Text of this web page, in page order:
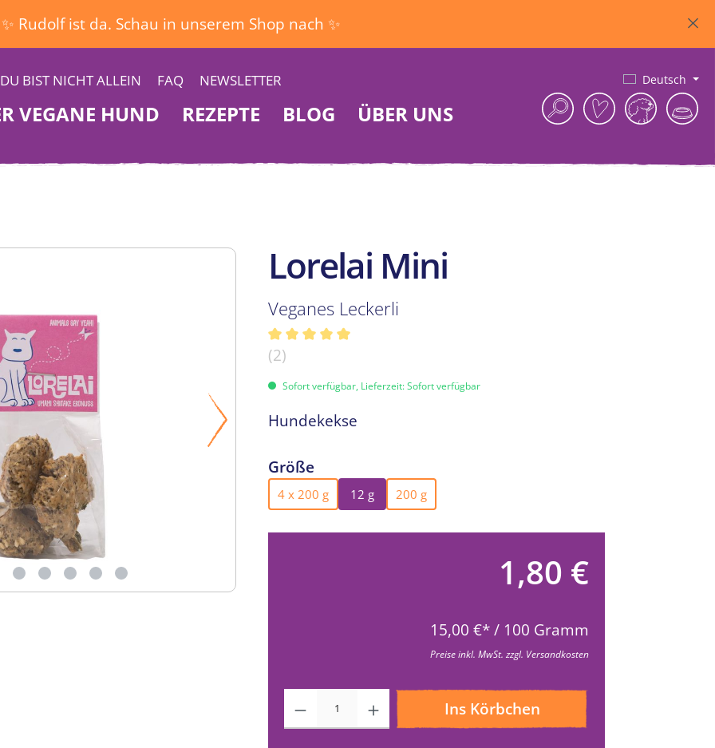
✨ Rudolf ist da. Schau in unserem Shop nach ✨
DU BIST NICHT ALLEIN FAQ NEWSLETTER Deutsch
VEGANE HUND REZEPTE BLOG ÜBER UNS
Lorelai Mini
Veganes Leckerli
Durchschnittliche Bewertung von 5 von 5 Sternen
(2)
Sofort verfügbar, Lieferzeit: Sofort verfügbar
Hundekekse
Größe
4 x 200 g
(Diese Option ist zurzeit nicht verfügbar.)
12 g 200 g
(Diese Option ist zurzeit nicht verfügbar.)
1,80 €
15,00 €* / 100 Gramm
Preise inkl. MwSt. zzgl. Versandkosten
Ins Körbchen